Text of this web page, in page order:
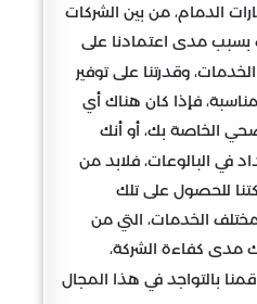
الدمام، من بين الشركات
بسبب مدى اعتمادنا على
وقدرتنا على توفير
فإذا كان هناك أي
الخاصة بك، أو أنك
في البالوعات، فلابد من
للحصول على تلك
الخدمات، التي من
مدى كفاءة الشركة،
قمنا بالتواجد في هذا المجال